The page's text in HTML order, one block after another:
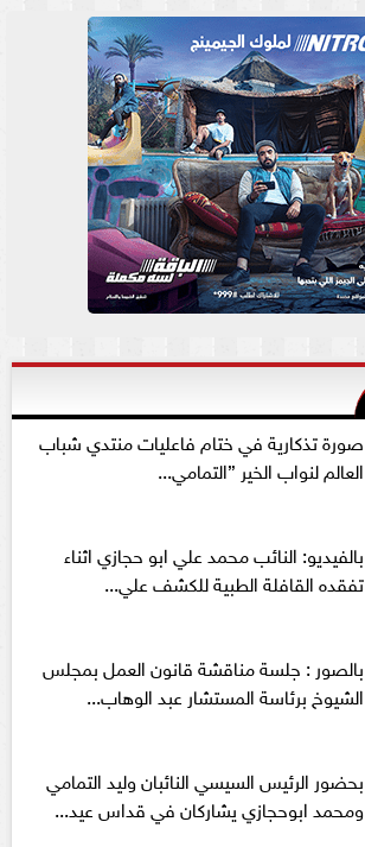
صورة تذكارية في ختام فاعليات منتدي شباب
العالم لنواب الخير ”التمامي...
بالفيديو: النائب محمد علي ابو حجازي اثناء
تفقده القافلة الطبية للكشف علي...
بالصور : جلسة مناقشة قانون العمل بمجلس
الشيوخ برئاسة المستشار عبد الوهاب...
بحضور الرئيس السيسي النائبان وليد التمامي
ومحمد ابوحجازي يشاركان في قداس عيد...